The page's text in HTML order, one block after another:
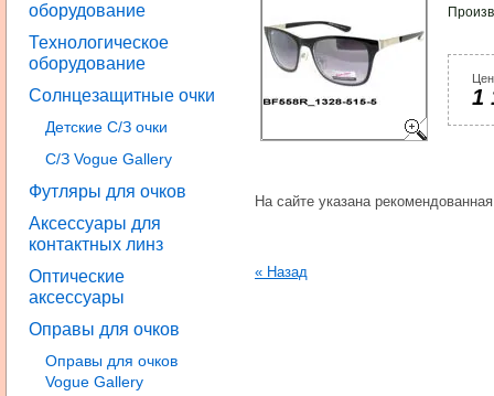
оборудование
Технологическое
оборудование
Солнцезащитные очки
Детские С/З очки
С/З Vogue Gallery
Футляры для очков
Аксессуары для
контактных линз
Оптические
аксессуары
Оправы для очков
Оправы для очков
Vogue Gallery
1
На сайте указана
« Назад